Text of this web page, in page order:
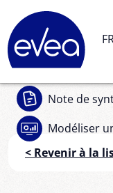
Note de
Modéliser
< Revenir à la
Panneau de gestion